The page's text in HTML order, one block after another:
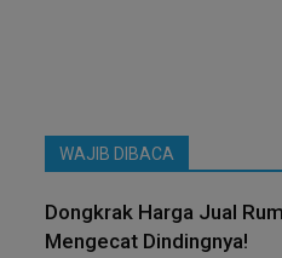
WAJIB DIBACA
Dongkrak Harga Jual
Mengecat Dindingnya!